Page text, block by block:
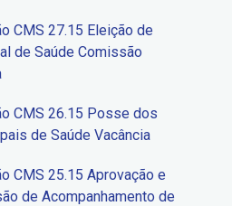
CMS 27.15 Eleição de
de Saúde Comissão
CMS 26.15 Posse dos
de Saúde Vacância
CMS 25.15 Aprovação e
de Acompanhamento de